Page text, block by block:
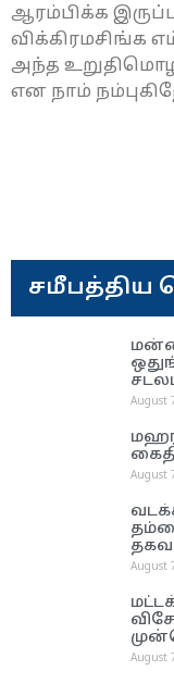
ஆரம்பிக்க
விக்கிரமசிங்க
அந்த
என நாம்
சமீபத்திய
August
August
August
August